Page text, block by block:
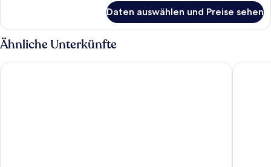
Suite
Daten auswählen und Preise sehen
Ähnliche Unterkünfte
Mida Resort Kanchanaburi Dheva